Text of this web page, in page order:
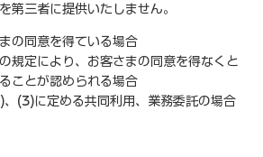
第三者に提供いたしません。
の同意を得ている場合
規定により、お客さまの同意を得なくと
ことが認められる場合
(3)に定める共同利用、業務委託の場合